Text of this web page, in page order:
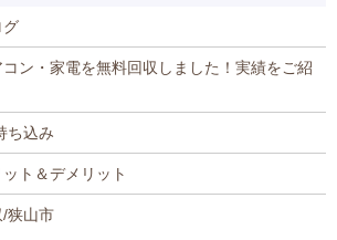
ン・家電を無料回収しました！実績をご紹
ち込み
ト＆デメリット
狭山市